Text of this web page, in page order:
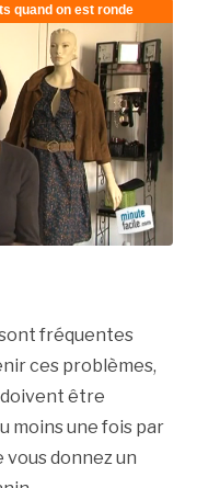
fréquentes
ces problèmes,
doivent être
moins une fois par
vous donnez un